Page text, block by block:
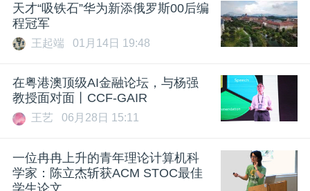
天才“吸铁石”华为新添俄罗斯00后编
程冠军
王起端 01月14日 19:48
在粤港澳顶级AI金融论坛，与杨强
教授面对面丨CCF-GAIR
王艺 06月28日 15:11
一位冉冉上升的青年理论计算机科
学家：陈立杰斩获ACM STOC最佳
学生论文